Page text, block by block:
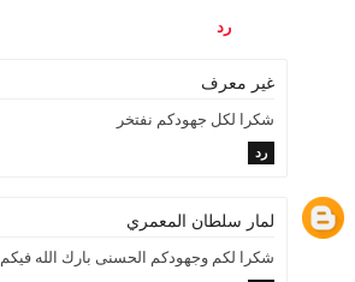
رد
غير معرف
شكرا لكل جهودكم نفتخر
رد
لمار سلطان المعمري
شكرا لكم وجهودكم الحسنى بارك الله فيكم